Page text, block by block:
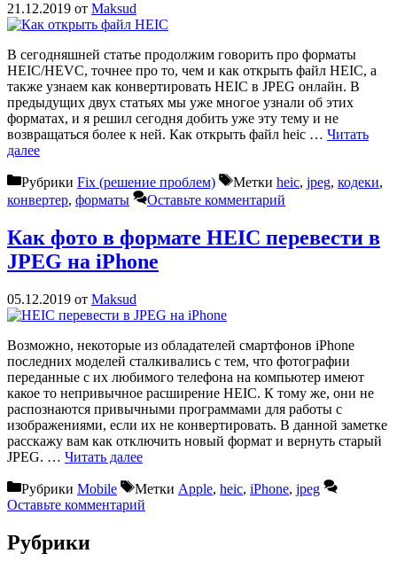
21.12.2019 от Maksud
В сегодняшней статье продолжим говорить про форматы
HEIC/HEVC, точнее про то, чем и как открыть файл HEIC, а
также узнаем как конвертировать HEIC в JPEG онлайн. В
предыдущих двух статьях мы уже многое узнали об этих
форматах, и я решил сегодня добить уже эту тему и не
возвращаться более к ней. Как открыть файл heic … Читать
далее
Рубрики Fix (решение проблем) Метки heic, jpeg, кодеки,
конвертер, форматы Оставьте комментарий
Как фото в формате HEIC перевести в
JPEG на iPhone
05.12.2019 от Maksud
Возможно, некоторые из обладателей смартфонов iPhone
последних моделей сталкивались с тем, что фотографии
переданные с их любимого телефона на компьютер имеют
какое то непривычное расширение HEIC. К тому же, они не
распознаются привычными программами для работы с
изображениями, если их не конвертировать. В данной заметке
расскажу вам как отключить новый формат и вернуть старый
JPEG. … Читать далее
Рубрики Mobile Метки Apple, heic, iPhone, jpeg
Оставьте комментарий
Рубрики